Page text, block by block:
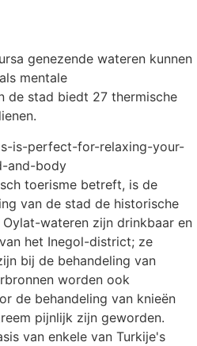
genezende wateren kunnen
mentale
de stad biedt 27 thermische
toerisme betreft, is de
van de stad de historische
wateren zijn drinkbaar en
het Inegol-district; ze
bij de behandeling van
worden ook
de behandeling van knieën
pijnlijk zijn geworden.
van enkele van Turkije's